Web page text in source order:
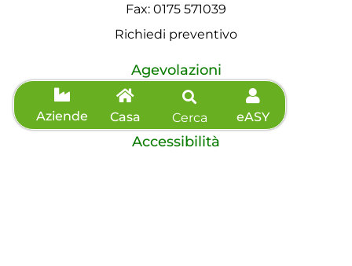
Aziende Casa Cerca eASY
Fax: 0175 571039
Richiedi preventivo
Agevolazioni
Informazioni sisma
Accessibilità